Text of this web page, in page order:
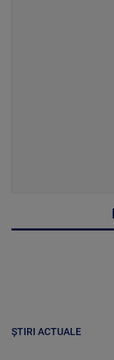
ȘTIRI ACTUALE